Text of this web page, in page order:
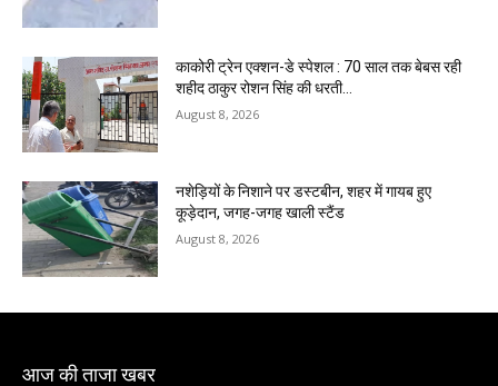
काकोरी ट्रेन एक्शन-डे स्पेशल : 70 साल तक बेबस रही
शहीद ठाकुर रोशन सिंह की धरती…
August 8, 2026
नशेड़ियों के निशाने पर डस्टबीन, शहर में गायब हुए
कूड़ेदान, जगह-जगह खाली स्टैंड
August 8, 2026
आज की ताजा खबर